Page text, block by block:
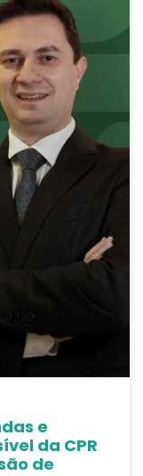
e
da CPR
de